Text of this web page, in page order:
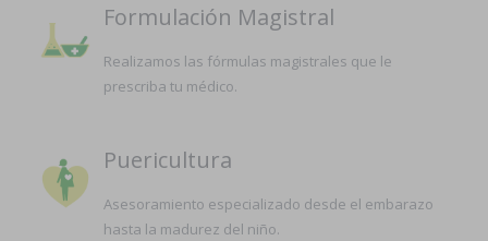
Formulación Magistral
Realizamos las fórmulas magistrales que le
prescriba tu médico.
Puericultura
Asesoramiento especializado desde el embarazo
hasta la madurez del niño.